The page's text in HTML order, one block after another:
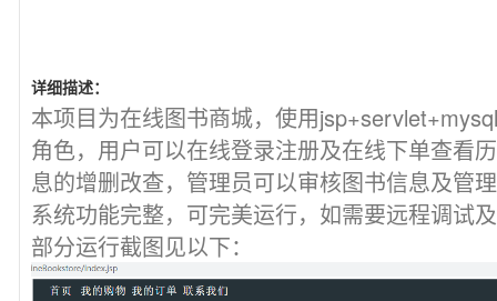
详细描述：
本项目为在线图书商城，使用
角色，用户可以在线登录注册及在线下单查看
息的增删改查，管理员可以审核图书信息及管
系统功能完整，可完美运行，如需要远程调试
部分运行截图见以下：